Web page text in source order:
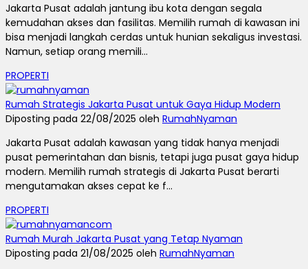
Jakarta Pusat adalah jantung ibu kota dengan segala
kemudahan akses dan fasilitas. Memilih rumah di kawasan ini
bisa menjadi langkah cerdas untuk hunian sekaligus investasi.
Namun, setiap orang memili...
PROPERTI
Rumah Strategis Jakarta Pusat untuk Gaya Hidup Modern
Diposting pada 22/08/2025 oleh RumahNyaman
Jakarta Pusat adalah kawasan yang tidak hanya menjadi
pusat pemerintahan dan bisnis, tetapi juga pusat gaya hidup
modern. Memilih rumah strategis di Jakarta Pusat berarti
mengutamakan akses cepat ke f...
PROPERTI
Rumah Murah Jakarta Pusat yang Tetap Nyaman
Diposting pada 21/08/2025 oleh RumahNyaman